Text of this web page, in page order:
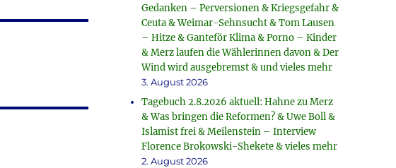
Gedanken – Perversionen & Kriegsgefahr &
Ceuta & Weimar-Sehnsucht & Tom Lausen
– Hitze & Ganteför Klima & Porno – Kinder
& Merz laufen die Wählerinnen davon & Der
Wind wird ausgebremst & und vieles mehr
3. August 2026
Tagebuch 2.8.2026 aktuell: Hahne zu Merz
& Was bringen die Reformen? & Uwe Boll &
Islamist frei & Meilenstein – Interview
Florence Brokowski-Shekete & vieles mehr
2. August 2026